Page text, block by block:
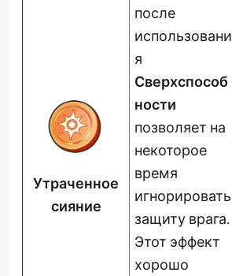
Утраченное
сияние
после
использовани
я
Сверхспособ
ности
позволяет на
некоторое
время
игнорировать
защиту врага.
Этот эффект
хорошо